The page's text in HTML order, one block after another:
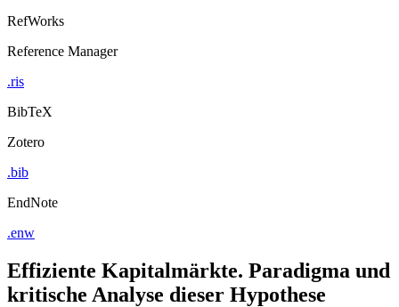
RefWorks
Reference Manager
.ris
BibTeX
Zotero
.bib
EndNote
.enw
Effiziente Kapitalmärkte. Paradigma und
kritische Analyse dieser Hypothese